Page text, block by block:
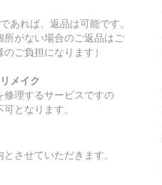
あれば、返品は可能です。
所がない場合のご返品はご
ご負担になります）
メイク
修理するサービスですの
となります。
させていただきます。